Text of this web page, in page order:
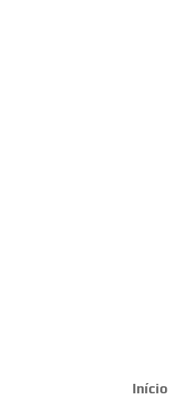
Início